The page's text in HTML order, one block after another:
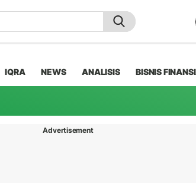
IQRA NEWS ANALISIS BISNIS
Advertisement